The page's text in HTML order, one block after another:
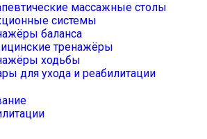
массажные столы
системы
баланса
тренажёры
ходьбы
для ухода и реабилитации